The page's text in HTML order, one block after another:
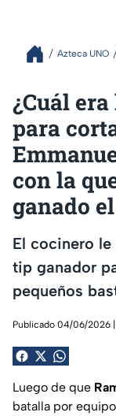
Azteca UNO
¿Cuál
para
con la
ganado
El cocinero
tip ganador
pequeños
Publicado 04/06/2026 |
Luego de que
batalla por